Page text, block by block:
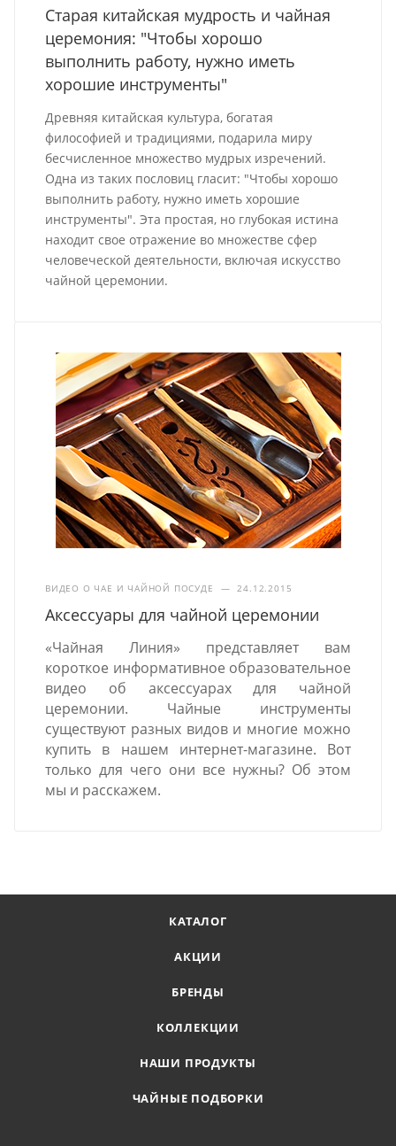
Старая китайская мудрость и чайная
церемония: "Чтобы хорошо
выполнить работу, нужно иметь
хорошие инструменты"
Древняя китайская культура, богатая
философией и традициями, подарила миру
бесчисленное множество мудрых изречений.
Одна из таких пословиц гласит: "Чтобы хорошо
выполнить работу, нужно иметь хорошие
инструменты". Эта простая, но глубокая истина
находит свое отражение во множестве сфер
человеческой деятельности, включая искусство
чайной церемонии.
ВИДЕО О ЧАЕ И ЧАЙНОЙ ПОСУДЕ — 24.12.2015
Аксессуары для чайной церемонии
«Чайная Линия» представляет вам
короткое информативное образовательное
видео об аксессуарах для чайной
церемонии. Чайные инструменты
существуют разных видов и многие можно
купить в нашем интернет-магазине. Вот
только для чего они все нужны? Об этом
мы и расскажем.
КАТАЛОГ
АКЦИИ
БРЕНДЫ
КОЛЛЕКЦИИ
НАШИ ПРОДУКТЫ
ЧАЙНЫЕ ПОДБОРКИ